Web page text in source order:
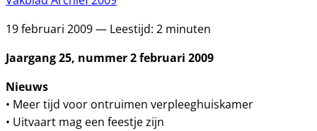
19 februari 2009 — Leestijd: 2 minuten
Jaargang 25, nummer 2 februari 2009
Nieuws
• Meer tijd voor ontruimen verpleeghuiskamer
• Uitvaart mag een feestje zijn